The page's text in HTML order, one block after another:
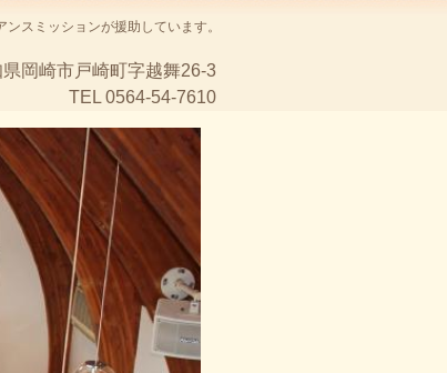
スミッションが援助しています。
岡崎市戸崎町字越舞26-3
TEL 0564-54-7610